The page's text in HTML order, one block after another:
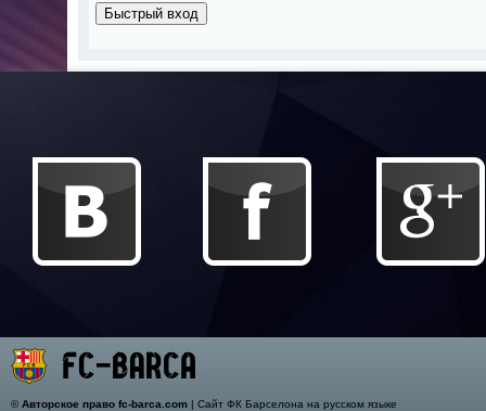
©Авторское право fc-barca.com| Сайт ФК Барселона на русском языке